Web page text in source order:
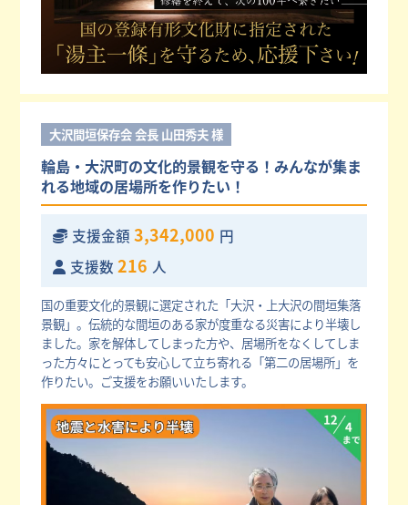
大沢間垣保存会 会長 山田秀夫 様
輪島・大沢町の文化的景観を守る！みんなが集ま
れる地域の居場所を作りたい！
支援金額 3,342,000 円
支援数 216 人
国の重要文化的景観に選定された「大沢・上大沢の間垣集落
景観」。伝統的な間垣のある家が度重なる災害により半壊し
ました。家を解体してしまった方や、居場所をなくしてしま
った方々にとっても安心して立ち寄れる「第二の居場所」を
作りたい。ご支援をお願いいたします。